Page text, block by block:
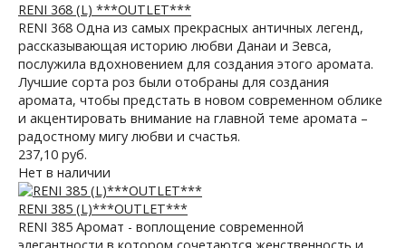
RENI 368 (L) ***OUTLET***
RENI 368 Одна из самых прекрасных античных легенд,
рассказывающая историю любви Данаи и Зевса,
послужила вдохновением для создания этого аромата.
Лучшие сорта роз были отобраны для создания
аромата, чтобы предстать в новом современном облике
и акцентировать внимание на главной теме аромата –
радостному мигу любви и счастья.
237,10 руб.
Нет в наличии
RENI 385 (L)***OUTLET***
RENI 385 Аромат - воплощение современной